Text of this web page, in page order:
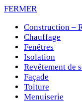
FERMER
Construction –
Chauffage
Fenêtres
Isolation
Revêtement de
Façade
Toiture
Menuiserie